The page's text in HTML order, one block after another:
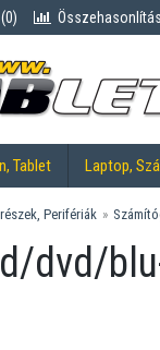
0)
Tablet Laptop,
Perifériák
dvd/